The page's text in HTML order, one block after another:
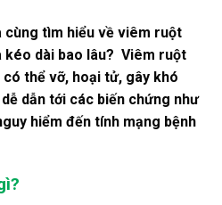
cùng tìm hiểu về viêm ruột
kéo dài bao lâu? Viêm ruột
thể vỡ, hoại tử, gây khó
dẫn tới các biến chứng như
hiểm đến tính mạng bệnh